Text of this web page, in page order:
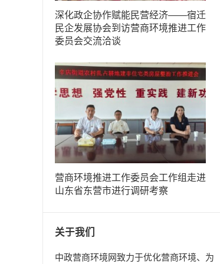
深化政企协作赋能民营经济——宿迁
民企发展协会到访营商环境推进工作
委员会交流洽谈
营商环境推进工作委员会工作组走进
山东省东营市进行调研考察
关于我们
中政营商环境网致力于优化营商环境、为